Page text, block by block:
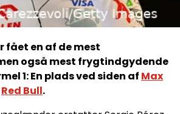
fået en af de mest
også mest frygtindgydende
1: En plads ved siden af Max
Red Bull.